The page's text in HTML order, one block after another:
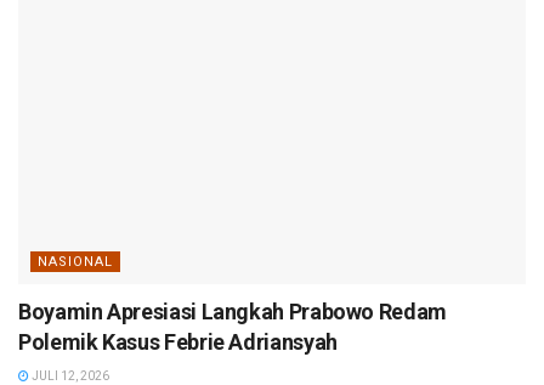
NASIONAL
Boyamin Apresiasi Langkah Prabowo Redam
Polemik Kasus Febrie Adriansyah
JULI 12, 2026